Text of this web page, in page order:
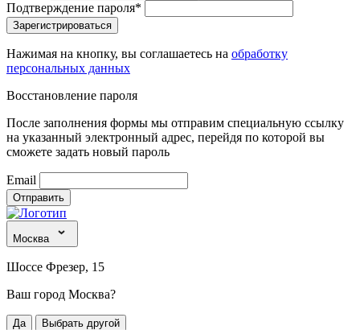
Подтверждение пароля*
Зарегистрироваться
Нажимая на кнопку, вы соглашаетесь на обработку
персональных данных
Восстановление пароля
После заполнения формы мы отправим специальную ссылку
на указанный электронный адрес, перейдя по которой вы
сможете задать новый пароль
Email
Отправить
Москва
Шоссе Фрезер, 15
Ваш город Москва?
Да
Выбрать другой